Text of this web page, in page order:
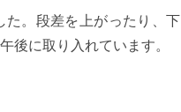
た。段差を上がったり、下
後に取り入れています。